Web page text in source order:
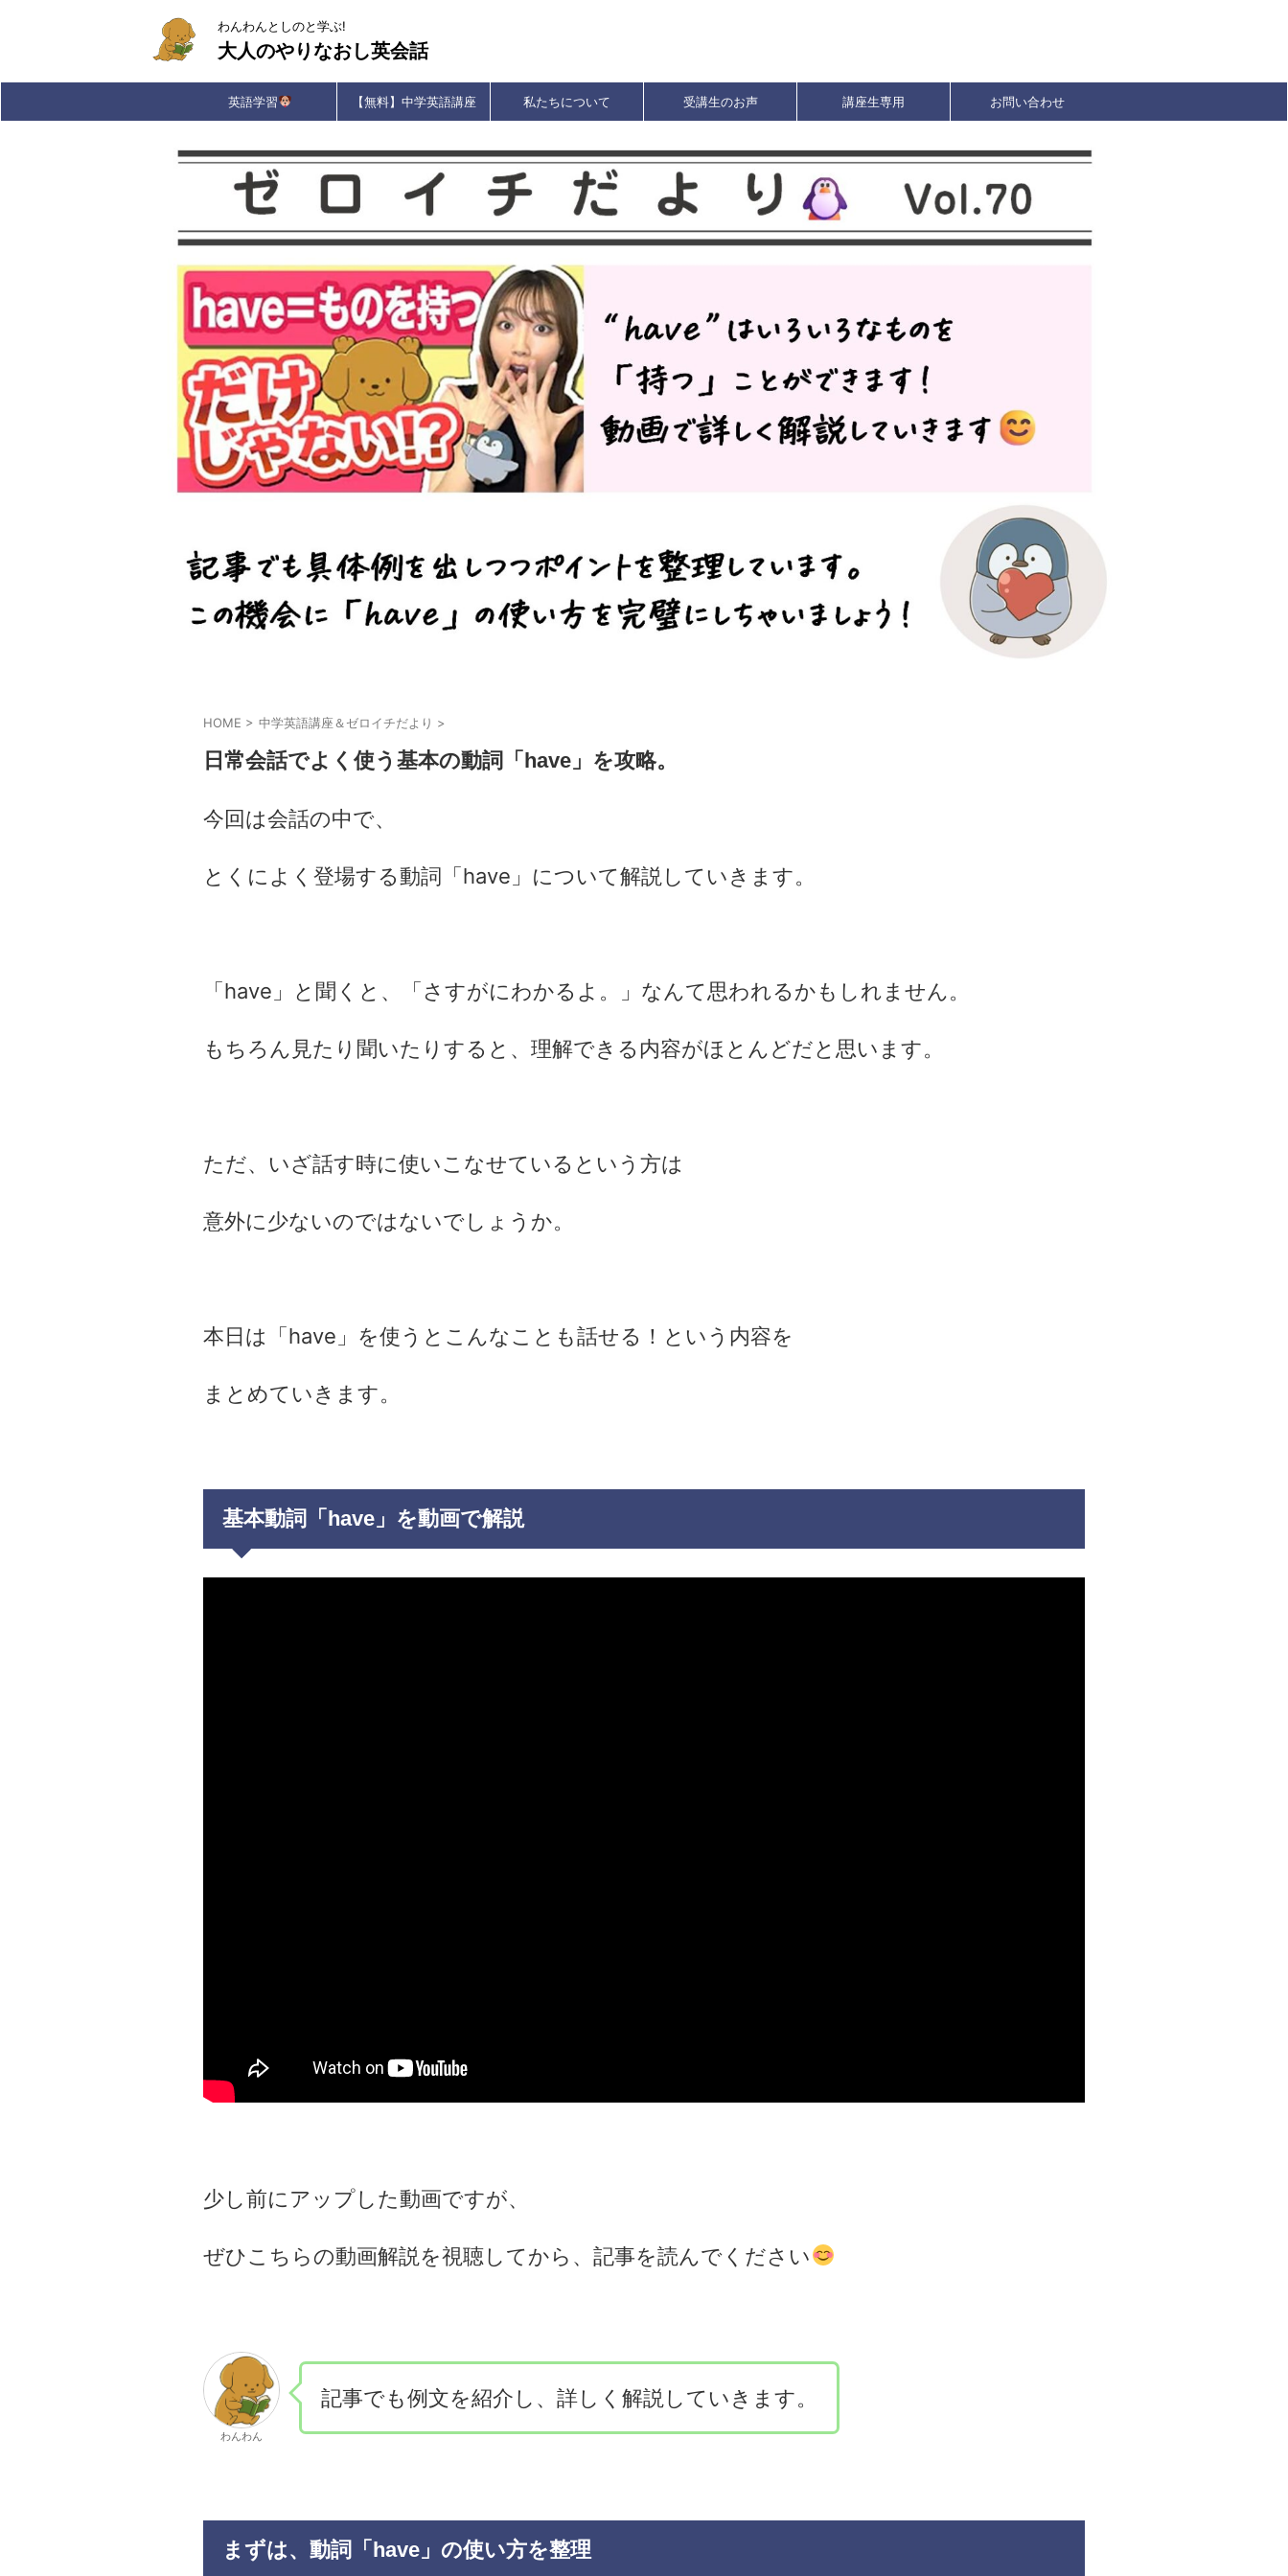
わんわんとしのと学ぶ!
大人のやりなおし英会話
英語学習 【無料】中学英語講座 私たちについて 受講生のお声 講座生専用 お問い合わせ
HOME > 中学英語講座＆ゼロイチだより >
日常会話でよく使う基本の動詞「have」を攻略。
今回は会話の中で、
とくによく登場する動詞「have」について解説していきます。
「have」と聞くと、「さすがにわかるよ。」なんて思われるかもしれません。
もちろん見たり聞いたりすると、理解できる内容がほとんどだと思います。
ただ、いざ話す時に使いこなせているという方は
意外に少ないのではないでしょうか。
本日は「have」を使うとこんなことも話せる！という内容を
まとめていきます。
基本動詞「have」を動画で解説
少し前にアップした動画ですが、
ぜひこちらの動画解説を視聴してから、記事を読んでください
わんわん
記事でも例文を紹介し、詳しく解説していきます。
まずは、動詞「have」の使い方を整理